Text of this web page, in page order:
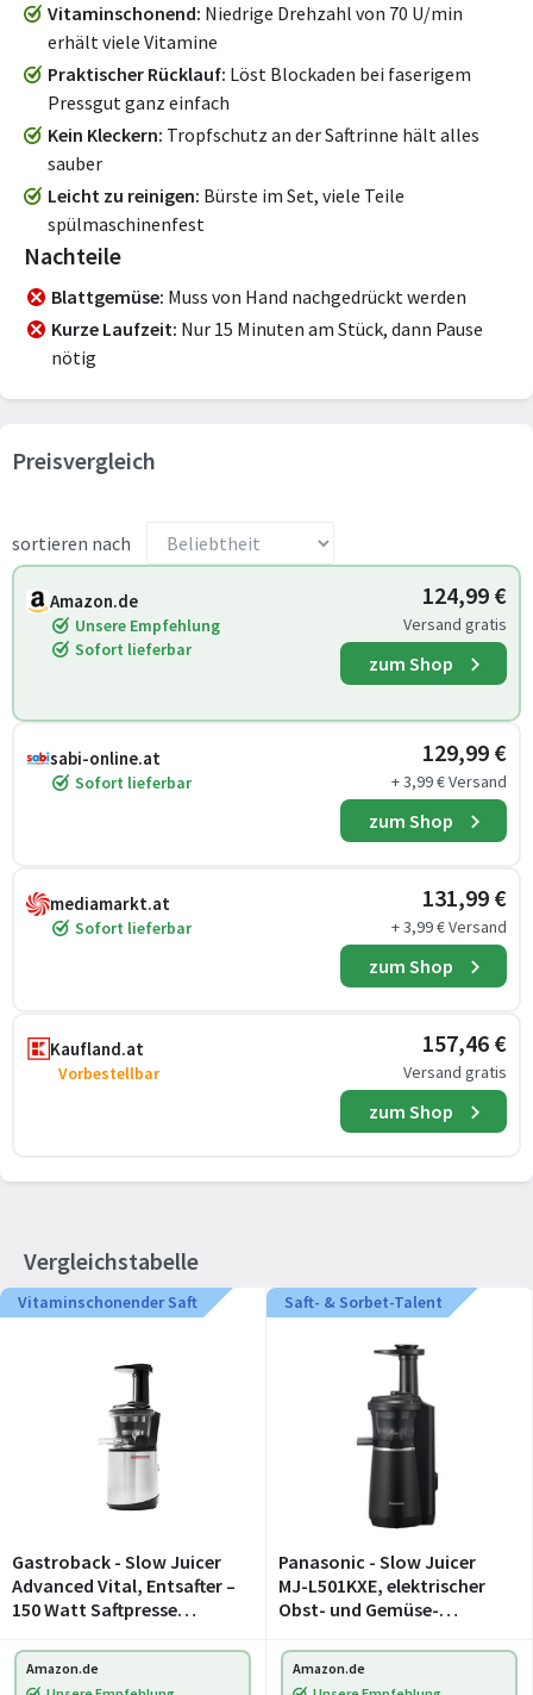
Vitaminschonend Niedrige Drehzahl von 70 U/min
erhält viele Vitamine
Praktischer Rücklauf Löst Blockaden bei faserigem
Pressgut ganz einfach
Kein Kleckern Tropfschutz an der Saftrinne hält alles
sauber
Leicht zu reinigen Bürste im Set, viele Teile
spülmaschinenfest
Nachteile
Blattgemüse Muss von Hand nachgedrückt werden
Kurze Laufzeit Nur 15 Minuten am Stück, dann Pause
nötig
Preisvergleich
sortieren nach
Amazon.de
Unsere Empfehlung
Sofort lieferbar
124,99 €
Versand gratis
zum Shop
sabi-online.at
Sofort lieferbar
129,99 €
+ 3,99 € Versand
zum Shop
mediamarkt.at
Sofort lieferbar
131,99 €
+ 3,99 € Versand
zum Shop
Kaufland.at
Vorbestellbar
157,46 €
Versand gratis
zum Shop
Vergleichstabelle
Vitaminschonender Saft
Gastroback - Slow Juicer
Advanced Vital, Entsafter –
150 Watt Saftpresse
Saftmaschine Entsafter für
Gemüse und
Saft- & Sorbet-Talent
Panasonic - Slow Juicer
MJ-L501KXE, elektrischer
Obst- und Gemüse-
und Kunststoff, schlankes
und kompaktes Design,
Amazon.de
Amazon.de